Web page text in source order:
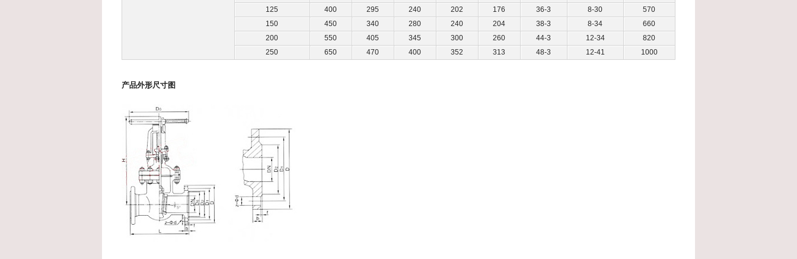
125
400 295 240 202 176 36-3 8-30
570
150
450 340 280 240 204 38-3 8-34
660
200
550 405 345 300 260 44-3 12-34
820
250
650 470 400 352 313 48-3 12-41 1000
产品外形尺寸图